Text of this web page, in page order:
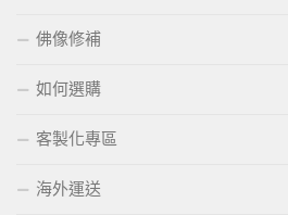
佛像修補
如何選購
客製化專區
海外運送